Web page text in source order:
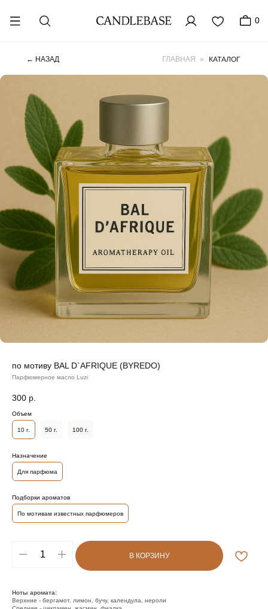
← НАЗАД ГЛАВНАЯ КАТАЛОГ
»
по мотиву BAL D`AFRIQUE (BYREDO)
Парфюмерное масло Luzi
300 р.
Объем
10 г. 50 г. 100 г.
Назначение
Для парфюма
Подборки ароматов
По мотивам известных парфюмеров
В КОРЗИНУ
Ноты аромата:
Верхние - бергамот, лимон, бучу, календула, нероли